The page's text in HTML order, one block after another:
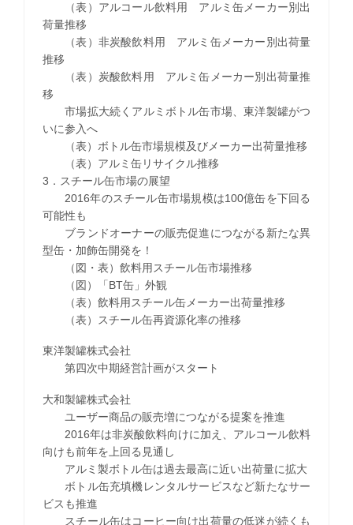
（表）アルコール飲料用 アルミ缶メーカー別出
荷量推移
（表）非炭酸飲料用 アルミ缶メーカー別出荷量
推移
（表）炭酸飲料用 アルミ缶メーカー別出荷量推
移
市場拡大続くアルミボトル缶市場、東洋製罐がつ
いに参入へ
（表）ボトル缶市場規模及びメーカー出荷量推移
（表）アルミ缶リサイクル推移
3．スチール缶市場の展望
2016年のスチール缶市場規模は100億缶を下回る
可能性も
ブランドオーナーの販売促進につながる新たな異
型缶・加飾缶開発を！
（図・表）飲料用スチール缶市場推移
（図）「BT缶」外観
（表）飲料用スチール缶メーカー出荷量推移
（表）スチール缶再資源化率の推移
東洋製罐株式会社
第四次中期経営計画がスタート
大和製罐株式会社
ユーザー商品の販売増につながる提案を推進
2016年は非炭酸飲料向けに加え、アルコール飲料
向けも前年を上回る見通し
アルミ製ボトル缶は過去最高に近い出荷量に拡大
ボトル缶充填機レンタルサービスなど新たなサー
ビスも推進
スチール缶はコーヒー向け出荷量の低迷が続くも